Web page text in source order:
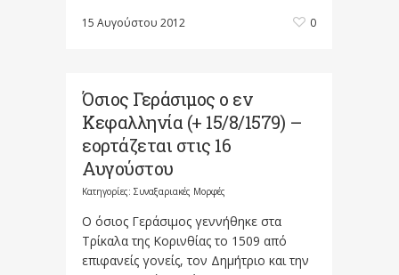
15 Αυγούστου 2012 0
Όσιος Γεράσιμος ο εν
Κεφαλληνία (+ 15/8/1579) –
εορτάζεται στις 16
Αυγούστου
Κατηγορίες: Συναξαριακές Μορφές
Ο όσιος Γεράσιμος γεννήθηκε στα
Τρίκαλα της Κορινθίας το 1509 από
επιφανείς γονείς, τον Δημήτριο και την